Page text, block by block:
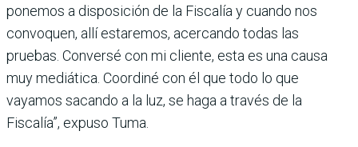
ponemos a disposición de la Fiscalía y cuando nos
convoquen, allí estaremos, acercando todas las
pruebas. Conversé con mi cliente, esta es una causa
muy mediática. Coordiné con él que todo lo que
vayamos sacando a la luz, se haga a través de la
Fiscalía”, expuso Tuma.